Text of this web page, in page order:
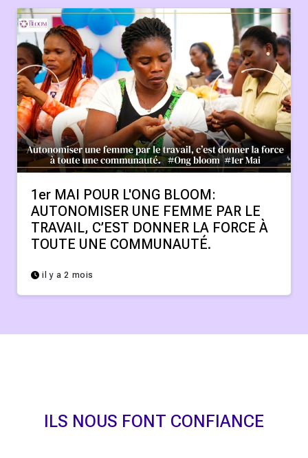
1er MAI POUR L'ONG BLOOM:
AUTONOMISER UNE FEMME PAR LE
TRAVAIL, C’EST DONNER LA FORCE À
TOUTE UNE COMMUNAUTÉ.
il y a 2 mois
ILS NOUS FONT CONFIANCE